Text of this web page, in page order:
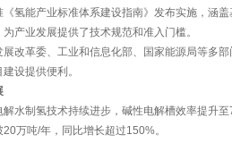
《氢能产业标准体系建设指南》发布实施，涵
产业发展提供了技术规范和准入门槛。
展改革委、工业和信息化部、国家能源局等多
设提供便利。
解水制氢技术持续进步，碱性电解槽效率提升
万吨/年，同比增长超过150%。